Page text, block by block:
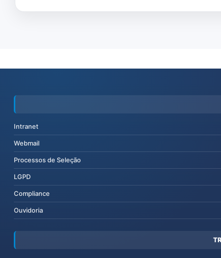
Intranet
Webmail
Processos de Seleção
LGPD
Compliance
Ouvidoria